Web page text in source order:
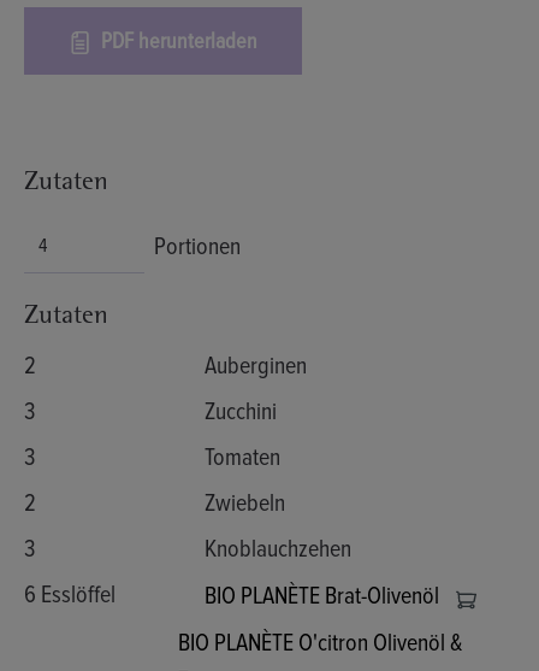
PDF herunterladen
Zutaten
Portionen
Zutaten
2
Auberginen
3
Zucchini
3
Tomaten
2
Zwiebeln
3
Knoblauchzehen
6 Esslöffel
BIO PLANÈTE Brat-Olivenöl
BIO PLANÈTE O'citron Olivenöl &